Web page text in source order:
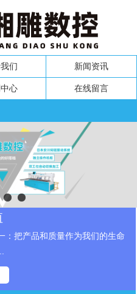
们 新闻资讯
心 在线留言
：把产品和质量作为我们的生命